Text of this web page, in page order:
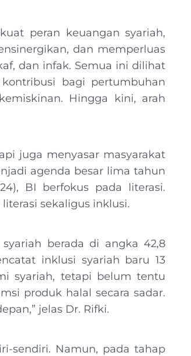
peran keuangan syariah,
dan memperluas
dan infak. Semua ini dilihat
bagi pertumbuhan
Hingga kini, arah
juga menyasar masyarakat
agenda besar lima tahun
BI berfokus pada literasi.
sekaligus inklusi.
berada di angka 42,8
inklusi syariah baru 13
syariah, tetapi belum tentu
produk halal secara sadar.
jelas Dr. Rifki.
sendiri. Namun, pada tahap